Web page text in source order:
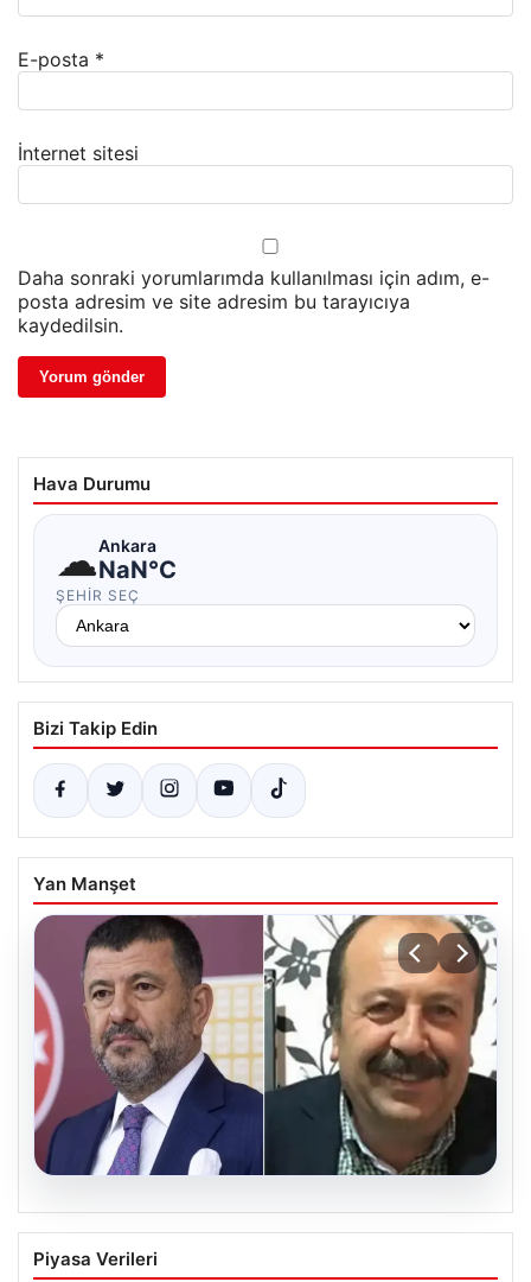
E-posta *
İnternet sitesi
Daha sonraki yorumlarımda kullanılması için adım, e-
posta adresim ve site adresim bu tarayıcıya
kaydedilsin.
Hava Durumu
☁Ankara
NaN°C
ŞEHIR SEÇ
Bizi Takip Edin
Yan Manşet
Veli Ağbaba’nın ağabeyi Hür Ağbaba
tutuklandı
Piyasa Verileri